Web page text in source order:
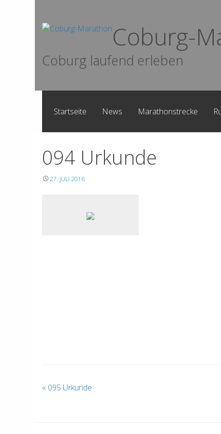
Coburg-
Coburg laufend erleben
Startseite News Marathonstrecke
094 Urkunde
27. JULI 2016
« 095 Urkunde